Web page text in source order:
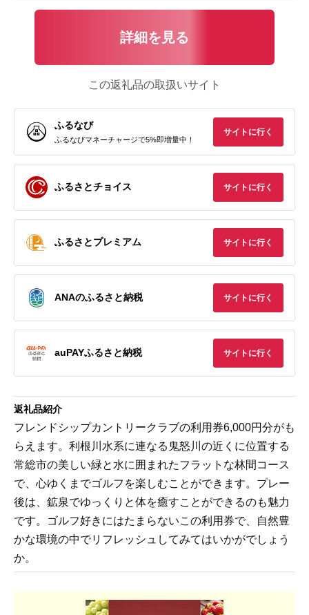
詳細を見る
この返礼品の取扱いサイト
ふるなび
ふるなびマネーチャージで5%即増量中！
サイトに行く
ふるさとチョイス サイトに行く
ふるさとプレミアム サイトに行く
ANAのふるさと納税 サイトに行く
auPAYふるさと納税 サイトに行く
返礼品紹介
フレンドシップカントリークラブの利用券6,000円分がも
らえます。利根川水系に連なる鬼怒川の近くに位置する
常総市の美しい緑と水に囲まれたフラットな林間コース
で、心ゆくまでゴルフを楽しむことができます。プレー
後は、鉱泉でゆっくりと体を癒すことができるのも魅力
です。ゴルフ好きにはたまらないこの利用券で、自然豊
かな環境の中でリフレッシュしてみてはいかがでしょう
か。